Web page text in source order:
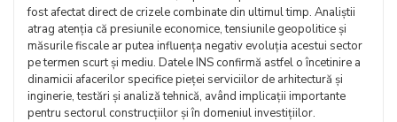
fost afectat direct de crizele combinate din ultimul timp. Analiștii
atrag atenția că presiunile economice, tensiunile geopolitice și
măsurile fiscale ar putea influența negativ evoluția acestui sector
pe termen scurt și mediu. Datele INS confirmă astfel o încetinire a
dinamicii afacerilor specifice pieței serviciilor de arhitectură și
inginerie, testări și analiză tehnică, având implicații importante
pentru sectorul construcțiilor și în domeniul investițiilor.